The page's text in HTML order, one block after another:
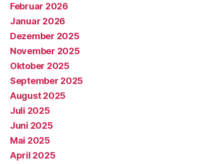
Februar 2026
Januar 2026
Dezember 2025
November 2025
Oktober 2025
September 2025
August 2025
Juli 2025
Juni 2025
Mai 2025
April 2025